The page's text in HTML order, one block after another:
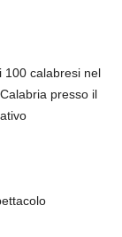
100 calabresi nel
presso il